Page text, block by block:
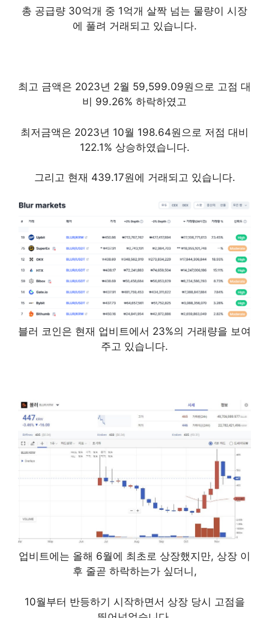
총 공급량 30억개 중 1억개 살짝 넘는 물량이 시장
에 풀려 거래되고 있습니다.
최고 금액은 2023년 2월 59,599.09원으로 고점 대
비 99.26% 하락하였고
최저금액은 2023년 10월 198.64원으로 저점 대비
122.1% 상승하였습니다.
그리고 현재 439.17원에 거래되고 있습니다.
블러 코인은 현재 업비트에서 23%의 거래량을 보여
주고 있습니다.
업비트에는 올해 6월에 최초로 상장했지만, 상장 이
후 줄곧 하락하는가 싶더니,
10월부터 반등하기 시작하면서 상장 당시 고점을